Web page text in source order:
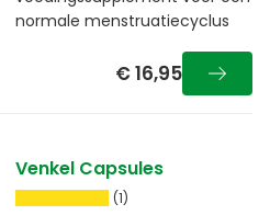
normale menstruatiecyclus
€ 16,95
Venkel Capsules
(1)